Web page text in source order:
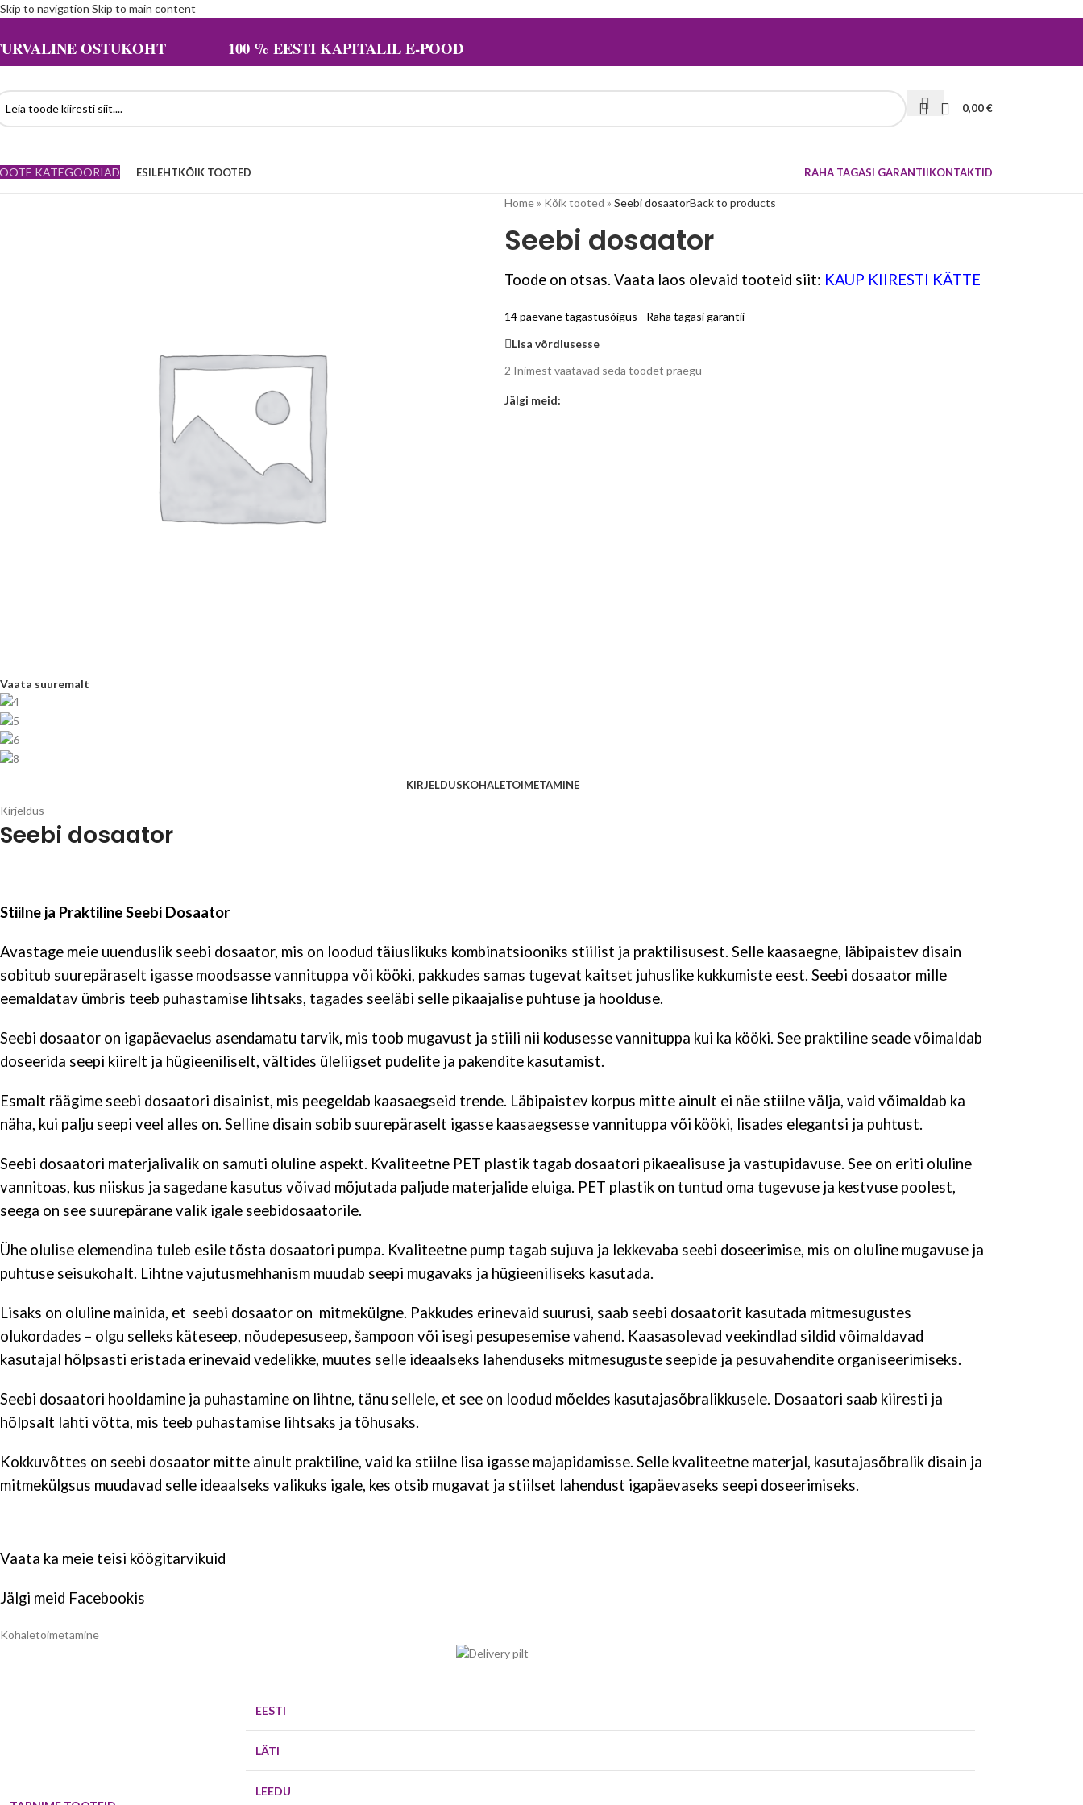
Skip to navigation Skip to main content
OSTUKOHT 100 % EESTI KAPITALIL E-POOD
0,00€
KATEGOORIAD ESILEHTKÕIK TOOTED RAHA TAGASI GARANTIIKONTAKTID
Vaata suuremalt
Home» Kõik tooted » Seebi dosaatorBack to products
Seebi dosaator
Toode on otsas. Vaata laos olevaid tooteid siit: KAUP KIIRESTI KÄTTE
14 päevane tagastusõigus - Raha tagasi garantii
Lisa võrdlusesse
2 Inimest vaatavad seda toodet praegu
Jälgi meid:
KIRJELDUSKOHALETOIMETAMINE
Kirjeldus
Seebi dosaator
Stiilne ja Praktiline Seebi Dosaator
Avastage meie uuenduslik seebi dosaator, mis on loodud täiuslikuks kombinatsiooniks stiilist ja praktilisusest. Selle kaasaegne, läbipaistev disain
sobitub suurepäraselt igasse moodsasse vannituppa või kööki, pakkudes samas tugevat kaitset juhuslike kukkumiste eest. Seebi dosaator mille
eemaldatav ümbris teeb puhastamise lihtsaks, tagades seeläbi selle pikaajalise puhtuse ja hoolduse.
Seebi dosaator on igapäevaelus asendamatu tarvik, mis toob mugavust ja stiili nii kodusesse vannituppa kui ka kööki. See praktiline seade võimaldab
doseerida seepi kiirelt ja hügieeniliselt, vältides üleliigset pudelite ja pakendite kasutamist.
Esmalt räägime seebi dosaatori disainist, mis peegeldab kaasaegseid trende. Läbipaistev korpus mitte ainult ei näe stiilne välja, vaid võimaldab ka
näha, kui palju seepi veel alles on. Selline disain sobib suurepäraselt igasse kaasaegsesse vannituppa või kööki, lisades elegantsi ja puhtust.
Seebi dosaatori materjalivalik on samuti oluline aspekt. Kvaliteetne PET plastik tagab dosaatori pikaealisuse ja vastupidavuse. See on eriti oluline
vannitoas, kus niiskus ja sagedane kasutus võivad mõjutada paljude materjalide eluiga. PET plastik on tuntud oma tugevuse ja kestvuse poolest,
seega on see suurepärane valik igale seebidosaatorile.
Ühe olulise elemendina tuleb esile tõsta dosaatori pumpa. Kvaliteetne pump tagab sujuva ja lekkevaba seebi doseerimise, mis on oluline mugavuse ja
puhtuse seisukohalt. Lihtne vajutusmehhanism muudab seepi mugavaks ja hügieeniliseks kasutada.
Lisaks on oluline mainida, et seebi dosaator on mitmekülgne. Pakkudes erinevaid suurusi, saab seebi dosaatorit kasutada mitmesugustes
olukordades – olgu selleks käteseep, nõudepesuseep, šampoon või isegi pesupesemise vahend. Kaasasolevad veekindlad sildid võimaldavad
kasutajal hõlpsasti eristada erinevaid vedelikke, muutes selle ideaalseks lahenduseks mitmesuguste seepide ja pesuvahendite organiseerimiseks.
Seebi dosaatori hooldamine ja puhastamine on lihtne, tänu sellele, et see on loodud mõeldes kasutajasõbralikkusele. Dosaatori saab kiiresti ja
hõlpsalt lahti võtta, mis teeb puhastamise lihtsaks ja tõhusaks.
Kokkuvõttes on seebi dosaator mitte ainult praktiline, vaid ka stiilne lisa igasse majapidamisse. Selle kvaliteetne materjal, kasutajasõbralik disain ja
mitmekülgsus muudavad selle ideaalseks valikuks igale, kes otsib mugavat ja stiilset lahendust igapäevaseks seepi doseerimiseks.
Vaata ka meie teisi köögitarvikuid
Jälgi meid Facebookis
Kohaletoimetamine
EESTI
LÄTI
LEEDU